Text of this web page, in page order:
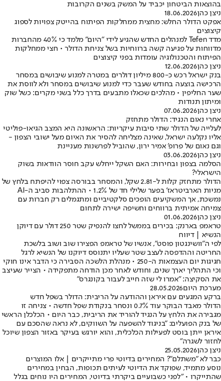
בהוצאות הביטחון יכביד על המשק בשנים הקרובות
ניצן כהן18.06.2026
אפקט הדולר החלש: מחצית ממחלקות הפיתוח בהייטק צפויות לספוג
קיצוצים
מדד Tefen למנהלים החדש שהגיע לידי ״היום״ מלמד כי 40% מהחברות
מדווחות על פגיעה קשה ברווחיות בשל צניחת הדולר • חצי ממחלקות
הפיתוח והטכנולוגיה עומדות בפני קיצוצים
ניצן כהן12.06.2026
בנק ישראל רכש כ-800 מיליון דולרים במטרה למנוע שיבושים במסחר
הרכישה בוצעה בחודש שעבר כדי למנוע שיבושים במסחר ולא לווסת את
שער החליפין • מהלכים שכאלו מתבעים בדרך כלל בשני מקרים: כשל שוק
ומיתון תנודות
ניצן כהן07.06.2026
אחרי נאום הנגיד: הדולר מתחזק
לעלייה של הדולר שתי סיבות עיקריות: הראשונה היא המצב הגיאו-פוליטי
אליו נקלעה ישראל, שאינה מצליחה להסיר את האיום מעל ישובי הצפון -
וגם נאום של פרופ' אמיר ירון, שהוביל לפרשנות מעניינת
ניצן כהן03.06.2026
הסלמה בצפון ובחירות: האם השקל ייחלש עקב חוסר הוודאות בשוק
הישראלי?
הדולר מתחזק קלות ל-2.81 שקל, והמסחר בבורסה צפוי להיפתח בלחץ של
מניות הארביטראז' בפער שלילי חד של 1.2% • ההתלהבות סביב ה-AI
נמשכת, אך המשקיעים הופכים סלקטיביים ומתגמלים רק חברות עם
צמיחה אמיתית ברווחים וחשיפה ישירה לתחום
ניצן כהן01.06.2026
טראמפ בארנק: בכירים בממשל לחצו להנפיק שטר 250 דולר עם דיוקן
הנשיא | דיווח
לפי ה״וושינגטון פוסט״, אנשיו של טראמפ הפצירו שוב ושוב בלשכת
החריטה וההדפסה לעצב שטר שעליו יתנוסס דיוקנו של הנשיא לרגל
חגיגות יום העצמאות ה-250 • מנהלת הלשכה הסבירה כי הדבר אינו חוקי
וכי התהליך יארך שנים, וחודש לאחר מכן הודחה מתפקידה • הצייר שעיצב
את הסקיצה: ״אמרו לי שזה חייב לעבור בקונגרס״
מערכת היום28.05.2026
ברקע המגעים עם איראן וההודעה על הריבית: הדולר בשפל חדש
הדולר מאבד הבוקר עוד 0.7% ונסחר בנקודת שפל חדשה • צניחה זו
מגבירה את הלחץ על הנגיד להוריד את הריבית, כבר היום • הכלכלן הראשי
של בנק הפועלים: "בניגוד להשפעה על השווקים, לא נראה שהסכם עם
איראן ייתן בוסט לפעילות הכלכלית, והוא יורגש בעיקר באזור הצפון שיוכל
לחזור לשגרה"
ניצן כהן25.05.2026
כבר לא "משתלם"? המחירים בדיוטי פרי מתייקרים | אלו המוצרים
נוסע מתמיד, שפוקד את הדיוטי לעיתים תכופות, הבחין במחירים
שהתייקרו • "לפני כשבועיים ביקרתי בדיוטי, המחירים היו נוחים בגלל